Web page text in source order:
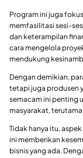
Program ini juga
memfasilitasi sesi-
dan keterampilan
cara mengelola
mendukung
Dengan demikian,
tetapi juga produsen
semacam ini penting
masyarakat,
Tidak hanya itu,
ini memberikan
bisnis yang ada.